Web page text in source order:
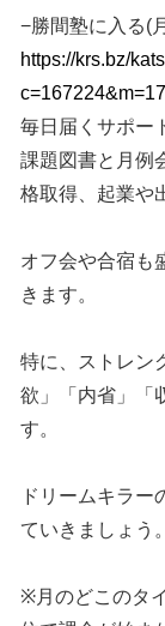
−勝間塾に入る(
https://krs.bz/
毎日届くサポー
課題図書と月例
格取得、起業や
オフ会や合宿も
きます。
特に、ストレン
欲」「内省」「
す。
ドリームキラ
ていきましょう。
※月のどこのタ